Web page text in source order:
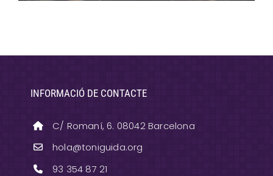
INFORMACIÓ DE CONTACTE
C/ Romaní, 6. 08042 Barcelona
hola@toniguida.org
93 354 87 21